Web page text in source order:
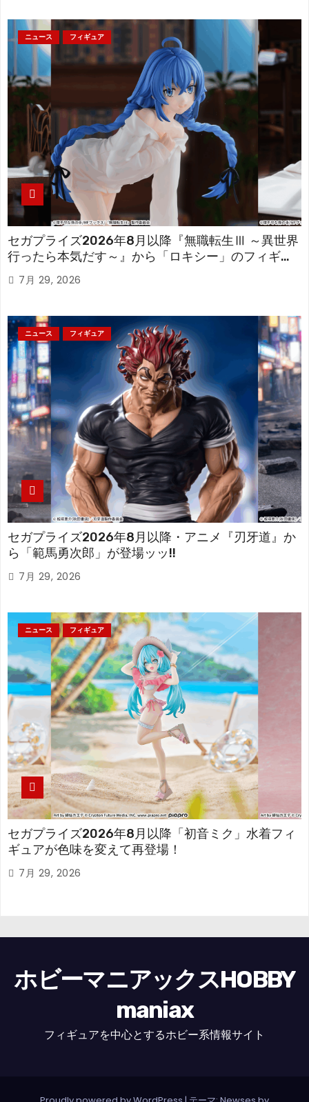
ニュース フィギュア
セガプライズ2026年8月以降『無職転生Ⅲ ～異世界
行ったら本気だす～』から「ロキシー」のフィギュ
アが登場！
7月 29, 2026
ニュース フィギュア
セガプライズ2026年8月以降・アニメ『刃牙道』か
ら「範馬勇次郎」が登場ッッ!!
7月 29, 2026
ニュース フィギュア
セガプライズ2026年8月以降「初音ミク」水着フィ
ギュアが色味を変えて再登場！
7月 29, 2026
ホビーマニアックスHOBBY
maniax
フィギュアを中心とするホビー系情報サイト